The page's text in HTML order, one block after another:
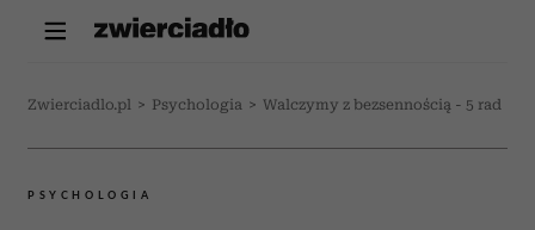
Zwierciadlo.pl > Psychologia > Walczymy z bezsennością - 5 rad
PSYCHOLOGIA